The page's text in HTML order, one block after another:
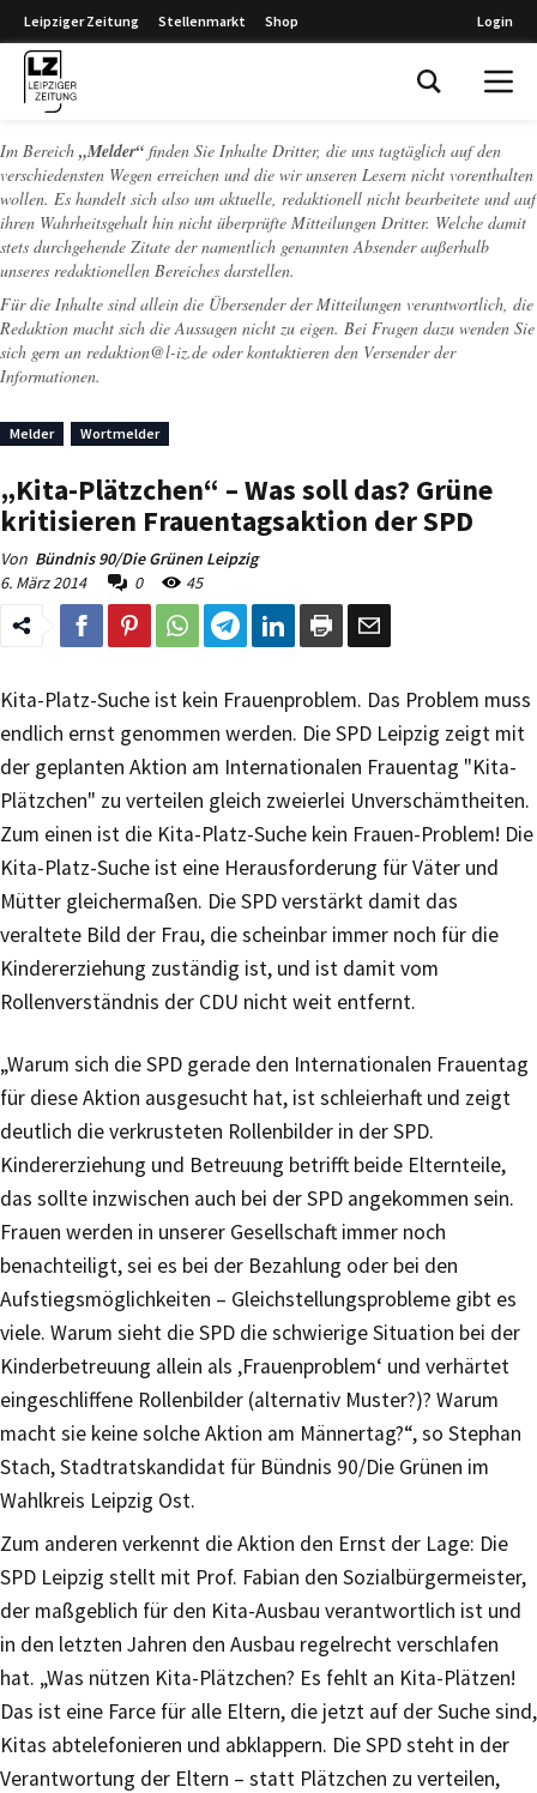
Leipziger Zeitung Stellenmarkt Shop Login
Im Bereich „Melder“ finden Sie Inhalte Dritter, die uns tagtäglich auf den
verschiedensten Wegen erreichen und die wir unseren Lesern nicht vorenthalten
wollen. Es handelt sich also um aktuelle, redaktionell nicht bearbeitete und auf
ihren Wahrheitsgehalt hin nicht überprüfte Mitteilungen Dritter. Welche damit
stets durchgehende Zitate der namentlich genannten Absender außerhalb
unseres redaktionellen Bereiches darstellen.
Für die Inhalte sind allein die Übersender der Mitteilungen verantwortlich, die
Redaktion macht sich die Aussagen nicht zu eigen. Bei Fragen dazu wenden Sie
sich gern an redaktion@l-iz.de oder kontaktieren den Versender der
Informationen.
Melder Wortmelder
„Kita-Plätzchen“ – Was soll das? Grüne
kritisieren Frauentagsaktion der SPD
Von Bündnis 90/Die Grünen Leipzig
6. März 2014
0 45
Kita-Platz-Suche ist kein Frauenproblem. Das Problem muss
endlich ernst genommen werden. Die SPD Leipzig zeigt mit
der geplanten Aktion am Internationalen Frauentag "Kita-
Plätzchen" zu verteilen gleich zweierlei Unverschämtheiten.
Zum einen ist die Kita-Platz-Suche kein Frauen-Problem! Die
Kita-Platz-Suche ist eine Herausforderung für Väter und
Mütter gleichermaßen. Die SPD verstärkt damit das
veraltete Bild der Frau, die scheinbar immer noch für die
Kindererziehung zuständig ist, und ist damit vom
Rollenverständnis der CDU nicht weit entfernt.
„Warum sich die SPD gerade den Internationalen Frauentag
für diese Aktion ausgesucht hat, ist schleierhaft und zeigt
deutlich die verkrusteten Rollenbilder in der SPD.
Kindererziehung und Betreuung betrifft beide Elternteile,
das sollte inzwischen auch bei der SPD angekommen sein.
Frauen werden in unserer Gesellschaft immer noch
benachteiligt, sei es bei der Bezahlung oder bei den
Aufstiegsmöglichkeiten – Gleichstellungsprobleme gibt es
viele. Warum sieht die SPD die schwierige Situation bei der
Kinderbetreuung allein als ‚Frauenproblem‘ und verhärtet
eingeschliffene Rollenbilder (alternativ Muster?)? Warum
macht sie keine solche Aktion am Männertag?“, so Stephan
Stach, Stadtratskandidat für Bündnis 90/Die Grünen im
Wahlkreis Leipzig Ost.
Zum anderen verkennt die Aktion den Ernst der Lage: Die
SPD Leipzig stellt mit Prof. Fabian den Sozialbürgermeister,
der maßgeblich für den Kita-Ausbau verantwortlich ist und
in den letzten Jahren den Ausbau regelrecht verschlafen
hat. „Was nützen Kita-Plätzchen? Es fehlt an Kita-Plätzen!
Das ist eine Farce für alle Eltern, die jetzt auf der Suche sind,
Kitas abtelefonieren und abklappern. Die SPD steht in der
Verantwortung der Eltern – statt Plätzchen zu verteilen,